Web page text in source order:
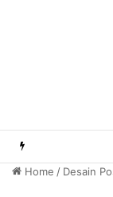
Home / Desain